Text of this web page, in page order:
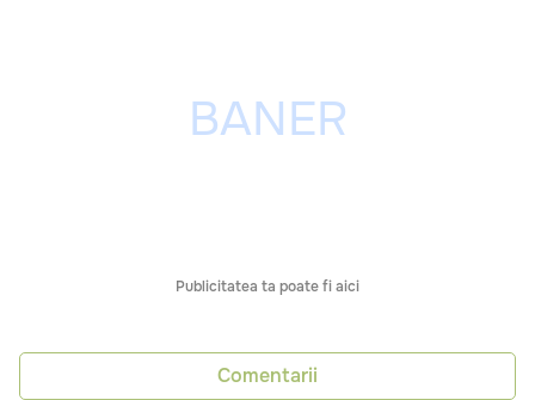
Publicitatea ta poate fi aici
Comentarii